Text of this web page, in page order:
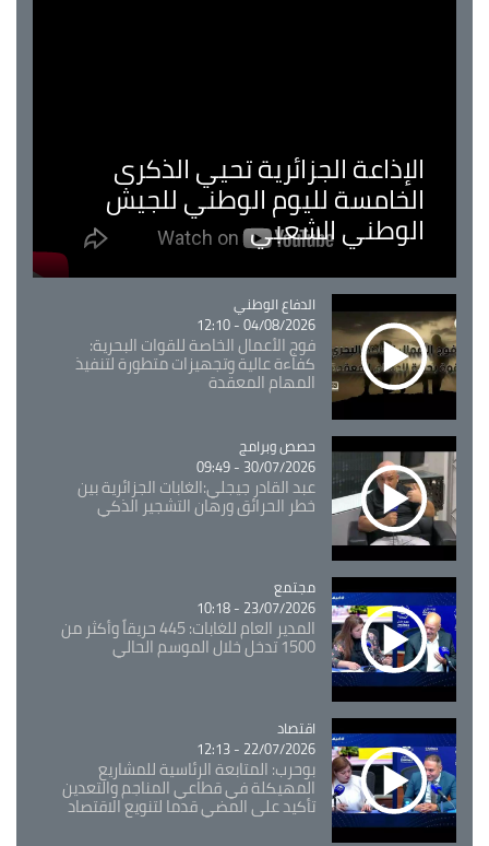
الإذاعة الجزائرية تحيي الذكرى
الخامسة لليوم الوطني للجيش
الوطني الشعبي
Catégorie
الدفاع الوطني
04/08/2026 - 12:10
فوج الأعمال الخاصة للقوات البحرية:
كفاءة عالية وتجهيزات متطورة لتنفيذ
المهام المعقدة
Catégorie
حصص وبرامج
30/07/2026 - 09:49
عبد القادر جيجلي:الغابات الجزائرية بين
خطر الحرائق ورهان التشجير الذكي
Catégorie
مجتمع
23/07/2026 - 10:18
المدير العام للغابات: 445 حريقاً وأكثر من
1500 تدخل خلال الموسم الحالي
Catégorie
اقتصاد
22/07/2026 - 12:13
بوحرب: المتابعة الرئاسية للمشاريع
المهيكلة في قطاعي المناجم والتعدين
تأكيد على المضي قدما لتنويع الاقتصاد